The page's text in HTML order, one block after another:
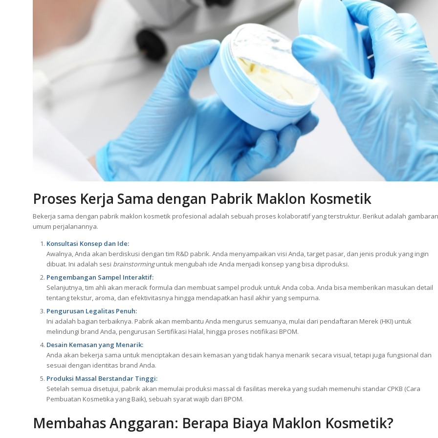
Proses Kerja Sama dengan Pabrik Maklon Kosmetik
Bekerja sama dengan pabrik maklon kosmetik profesional adalah sebuah proses kolaboratif yang terstruktur. Berikut adalah gambaran
umum perjalanannya.
Konsultasi Konsep dan Ide:
Awalnya, Anda akan berdiskusi dengan tim R&D pabrik. Anda menyampaikan visi Anda, target pasar, dan jenis produk yang ingin
dibuat. Ini adalah sesi brainstorminguntuk mengubah ide Anda menjadi konsep yang bisa diproduksi.
Pengembangan Sampel Interaktif:
Selanjutnya, tim ahli akan meracik formula dan membuat sampel produk untuk Anda coba. Anda bisa memberikan masukan detail
tentang tekstur, aroma, dan efektivitasnya hingga mendapatkan hasil akhir yang sempurna.
Pengurusan Legalitas Penuh:
Ini adalah bagian terbaiknya. Pabrik akan membantu Anda mengurus semuanya, mulai dari pendaftaran Merek (HKI) untuk
melindungi brand Anda, pengurusan Sertifikasi Halal, hingga proses notifikasi BPOM.
Desain Kemasan yang Menarik:
Anda akan bekerja sama untuk menciptakan desain kemasan yang tidak hanya menarik secara visual, tetapi juga fungsional dan
sesuai dengan identitas brand Anda.
Produksi Massal Berstandar Tinggi:
Setelah semua disetujui, pabrik akan memulai produksi massal di fasilitas mereka yang sudah memenuhi standar CPKB (Cara
Pembuatan Kosmetika yang Baik), sebuah syarat wajib dari BPOM.
Membahas Anggaran: Berapa Biaya Maklon Kosmetik?